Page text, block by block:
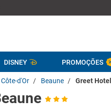
DISNEY PROMOÇÕES
Côte-d'Or / Beaune / Greet